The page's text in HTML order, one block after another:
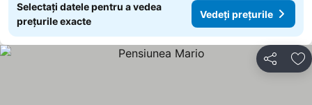
Selectați datele pentru a vedea
prețurile exacte
Vedeți prețurile
Distribuiți